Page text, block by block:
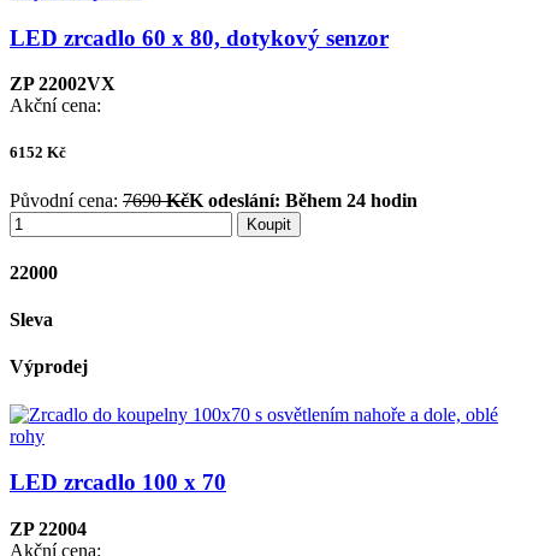
LED zrcadlo 60 x 80, dotykový senzor
ZP 22002VX
Akční cena:
6152 Kč
Původní cena: 7690KčK odeslání: Během 24 hodin
Koupit
22000
Sleva
Výprodej
LED zrcadlo 100 x 70
ZP 22004
Akční cena: